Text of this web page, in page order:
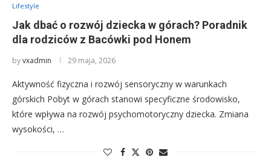
Lifestyle
Jak dbać o rozwój dziecka w górach? Poradnik
dla rodziców z Bacówki pod Honem
byvxadmin 29 maja, 2026
Aktywność fizyczna i rozwój sensoryczny w warunkach
górskich Pobyt w górach stanowi specyficzne środowisko,
które wpływa na rozwój psychomotoryczny dziecka. Zmiana
wysokości, …